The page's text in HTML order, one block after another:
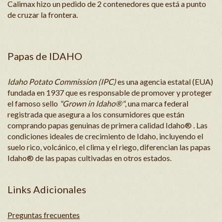
Calimax hizo un pedido de 2 contenedores que está a punto
de cruzar la frontera.
Papas de IDAHO
Idaho Potato Commission (IPC)es una agencia estatal (EUA)
fundada en 1937 que es responsable de promover y proteger
el famoso sello "Grown in Idaho®", una marca federal
registrada que asegura a los consumidores que están
comprando papas genuinas de primera calidad Idaho® . Las
condiciones ideales de crecimiento de Idaho, incluyendo el
suelo rico, volcánico, el clima y el riego, diferencian las papas
Idaho® de las papas cultivadas en otros estados.
Links Adicionales
Preguntas frecuentes